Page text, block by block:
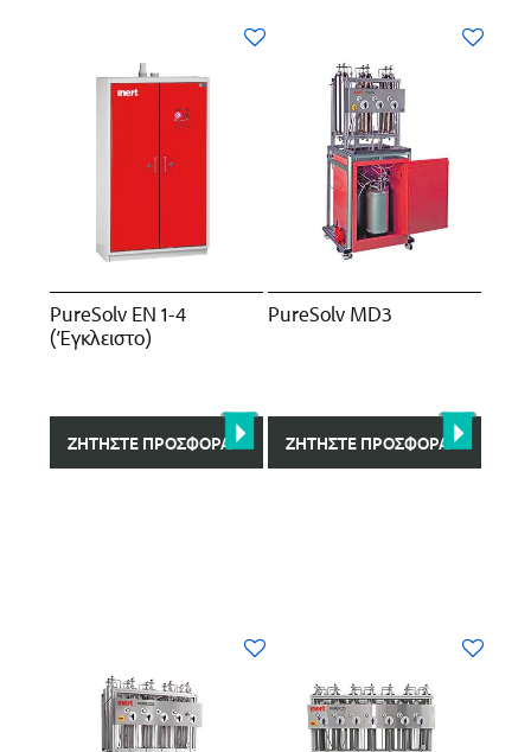
PureSolv EN 1-4
(Έγκλειστo)
ΖΗΤΉΣΤΕ ΠΡΟΣΦΟΡΆ
PureSolv MD3
ΖΗΤΉΣΤΕ ΠΡΟΣΦΟΡΆ